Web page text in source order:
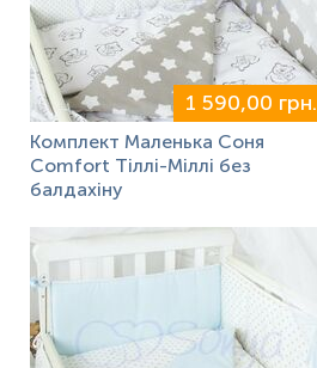
1 590,00 грн.
Комплект Маленька Соня
Comfort Тіллі-Міллі без
балдахіну